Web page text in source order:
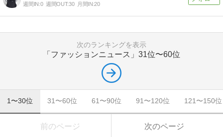
週間IN:0 週間OUT:30 月間IN:20
次のランキングを表示
「ファッションニュース」 31位〜60位
1〜30位 31〜60位 61〜90位 91〜120位 121〜150位
前のページ 次のページ